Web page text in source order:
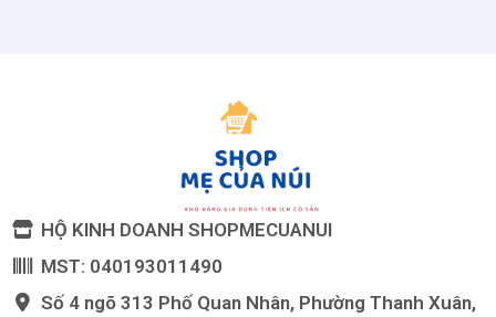
HỘ KINH DOANH SHOPMECUANUI
MST: 040193011490
Số 4 ngõ 313 Phố Quan Nhân, Phường Thanh Xuân,